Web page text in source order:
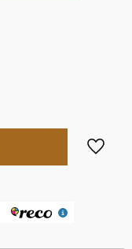
Lägg